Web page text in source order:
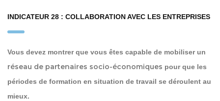
INDICATEUR 28 : COLLABORATION AVEC LES ENTREPRISES
Vous devez montrer que vous êtes capable de mobiliser un
réseau de partenaires socio-économiques pour que les
périodes de formation en situation de travail se déroulent au
mieux.